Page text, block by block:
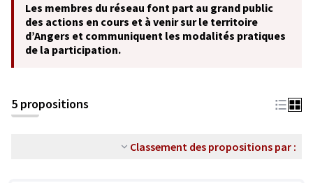
−
Les membres du réseau font part au grand public
des actions en cours et à venir sur le territoire
d’Angers et communiquent les modalités pratiques
de la participation.
5 propositions
Classement des propositions par :